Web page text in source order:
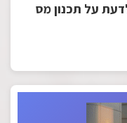
על תכנון מס